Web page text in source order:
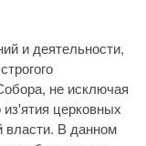
и деятельности,
не исключая
церковных
власти. В данном